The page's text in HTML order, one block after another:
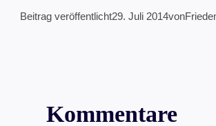
Beitrag veröffentlicht29. Juli 2014von
Kommentare